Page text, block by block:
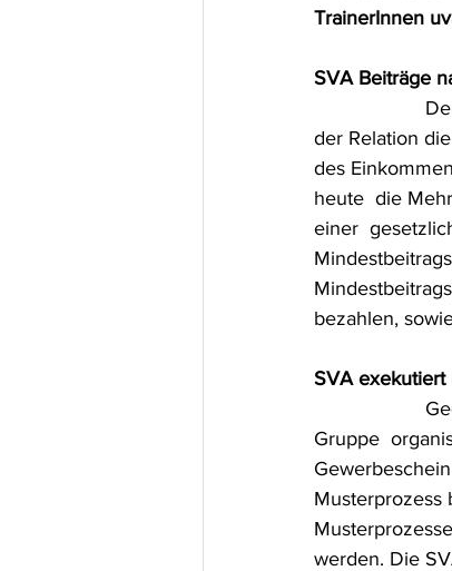
TrainerInnen
SVA Beiträge
der Relation
des
heute  die
einer
bezahlen,
SVA exekutiert
Gruppe
Musterprozess
werden. Die